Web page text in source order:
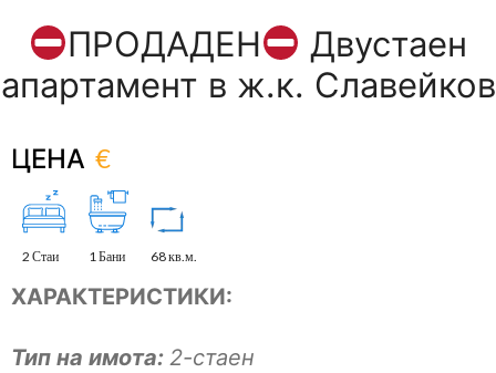
ПРОДАДЕН
Двустаен
апартамент в ж.к. Славейков
ЦЕНА €
2 Стаи 1 Бани 68 кв.м.
ХАРАКТЕРИСТИКИ:
Тип на имота: 2-стаен